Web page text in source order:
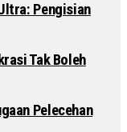
Pengisian
Tak Boleh
Pelecehan